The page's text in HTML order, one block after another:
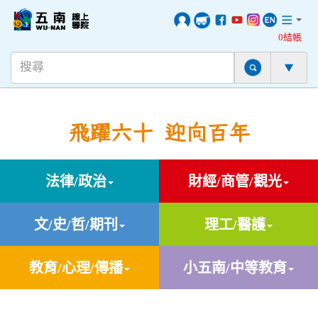
0結帳
飛躍六十 迎向百年
法律/政治 財經/商管/觀光
文/史/哲/期刊 理工/醫護
教育/心理/傳播 小五南/中等教育